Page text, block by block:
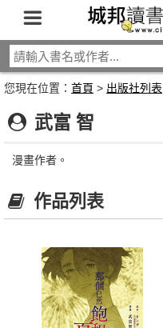
您現在位置： 首頁 > 出版社列表
武富 智
漫畫作者。
作品列表